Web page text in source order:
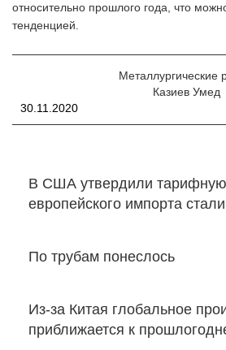
относительно прошлого года, что
тенденцией.
Металлургические
Казиев Умед
30.11.2020
В США утвердили тарифную
европейского импорта стали
По трубам понеслось
Из-за Китая глобальное
приближается к